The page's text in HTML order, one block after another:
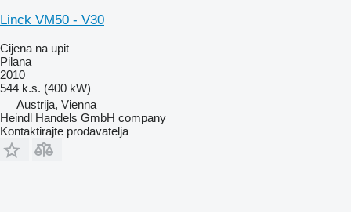
Linck VM50 - V30
Cijena na upit
Pilana
2010
544 k.s. (400 kW)
Austrija, Vienna
Heindl Handels GmbH company
Kontaktirajte prodavatelja